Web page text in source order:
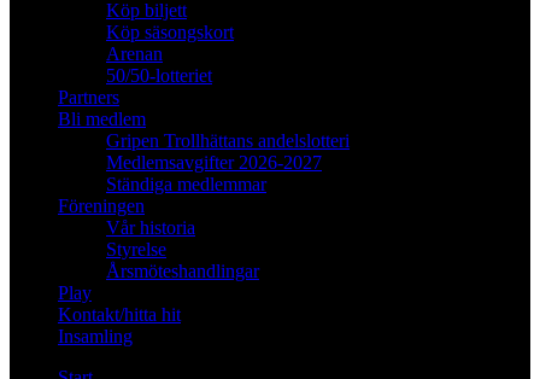
Köp biljett
Köp säsongskort
Arenan
50/50-lotteriet
Partners
Bli medlem
Gripen Trollhättans andelslotteri
Medlemsavgifter 2026-2027
Ständiga medlemmar
Föreningen
Vår historia
Styrelse
Årsmöteshandlingar
Play
Kontakt/hitta hit
Insamling